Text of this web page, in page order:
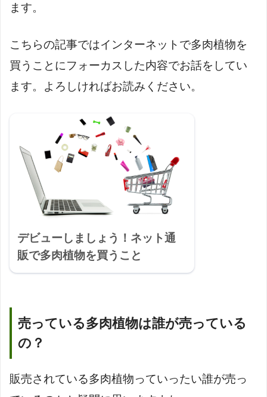
ます。
こちらの記事ではインターネットで多肉植物を
買うことにフォーカスした内容でお話をしてい
ます。よろしければお読みください。
デビューしましょう！ネット通
販で多肉植物を買うこと
売っている多肉植物は誰が売っている
の？
販売されている多肉植物っていったい誰が売っ